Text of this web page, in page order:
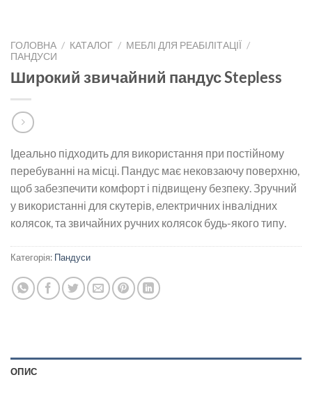
ГОЛОВНА / КАТАЛОГ / МЕБЛІ ДЛЯ РЕАБІЛІТАЦІЇ /
ПАНДУСИ
Широкий звичайний пандус Stepless
Ідеально підходить для використання при постійному
перебуванні на місці. Пандус має нековзаючу поверхню,
щоб забезпечити комфорт і підвищену безпеку. Зручний
у використанні для скутерів, електричних інвалідних
колясок, та звичайних ручних колясок будь-якого типу.
Категорія: Пандуси
ОПИС